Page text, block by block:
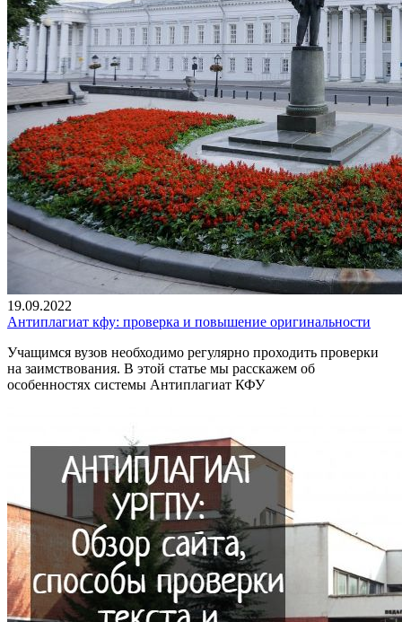
19.09.2022
Антиплагиат кфу: проверка и повышение оригинальности
Учащимся вузов необходимо регулярно проходить проверки
на заимствования. В этой статье мы расскажем об
особенностях системы Антиплагиат КФУ